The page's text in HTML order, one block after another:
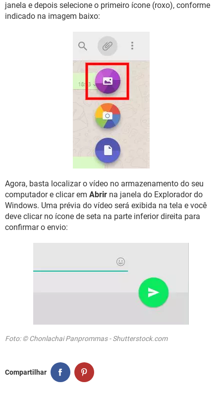
janela e depois selecione o primeiro ícone (roxo), conforme
indicado na imagem baixo:
Agora, basta localizar o vídeo no armazenamento do seu
computador e clicar em Abrir na janela do Explorador do
Windows. Uma prévia do vídeo será exibida na tela e você
deve clicar no ícone de seta na parte inferior direita para
confirmar o envio:
Foto: © Chonlachai Panprommas - Shutterstock.com
Compartilhar